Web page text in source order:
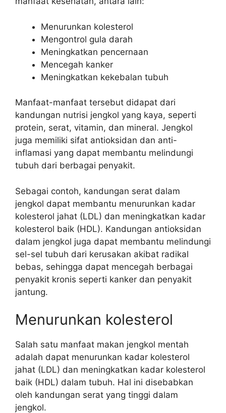
Menurunkan kolesterol
Mengontrol gula darah
Meningkatkan pencernaan
Mencegah kanker
Meningkatkan kekebalan tubuh
Manfaat-manfaat tersebut didapat dari
kandungan nutrisi jengkol yang kaya, seperti
protein, serat, vitamin, dan mineral. Jengkol
juga memiliki sifat antioksidan dan anti-
inflamasi yang dapat membantu melindungi
tubuh dari berbagai penyakit.
Sebagai contoh, kandungan serat dalam
jengkol dapat membantu menurunkan kadar
kolesterol jahat (LDL) dan meningkatkan kadar
kolesterol baik (HDL). Kandungan antioksidan
dalam jengkol juga dapat membantu melindungi
sel-sel tubuh dari kerusakan akibat radikal
bebas, sehingga dapat mencegah berbagai
penyakit kronis seperti kanker dan penyakit
jantung.
Menurunkan kolesterol
Salah satu manfaat makan jengkol mentah
adalah dapat menurunkan kadar kolesterol
jahat (LDL) dan meningkatkan kadar kolesterol
baik (HDL) dalam tubuh. Hal ini disebabkan
oleh kandungan serat yang tinggi dalam
jengkol.